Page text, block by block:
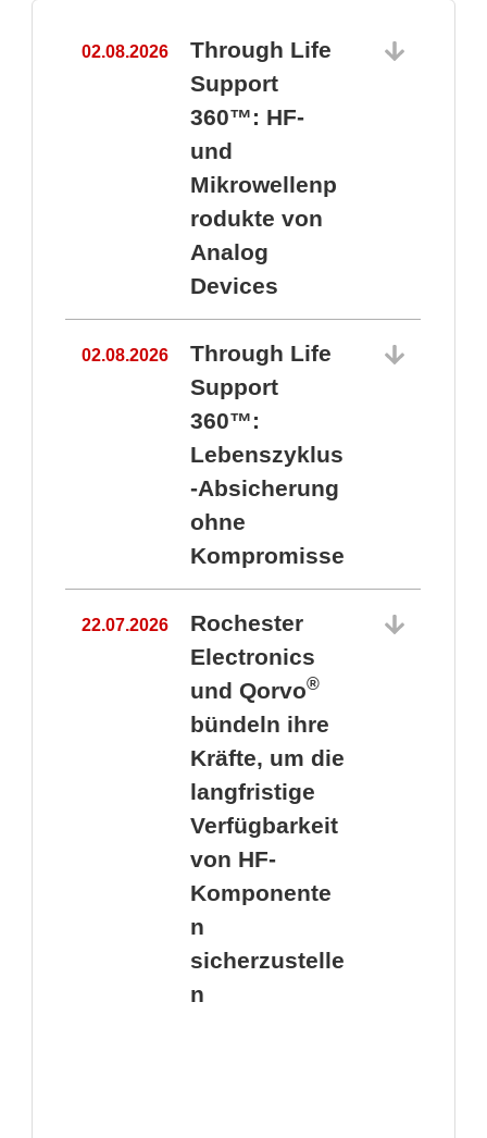
02.08.2026
Through Life
Support
360™: HF-
und
Mikrowellenp
rodukte von
Analog
Devices
02.08.2026
Through Life
Support
360™:
Lebenszyklus
-Absicherung
ohne
Kompromisse
22.07.2026
Rochester
Electronics
und Qorvo®
bündeln ihre
Kräfte, um die
langfristige
Verfügbarkeit
von HF-
Komponente
n
sicherzustelle
n